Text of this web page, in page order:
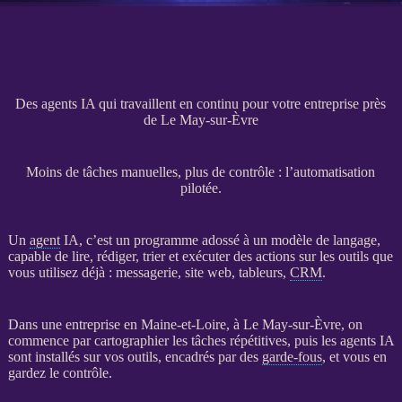
Des agents IA qui travaillent en continu pour votre entreprise près
de Le May-sur-Èvre
Moins de tâches manuelles, plus de contrôle : l’automatisation
pilotée.
Un agent IA, c’est un programme adossé à un modèle de langage,
capable de lire, rédiger, trier et exécuter des actions sur les outils que
vous utilisez déjà : messagerie, site web, tableurs, CRM.
Dans une entreprise en Maine-et-Loire, à Le May-sur-Èvre, on
commence par cartographier les tâches répétitives, puis les agents IA
sont installés sur vos outils, encadrés par des garde-fous, et vous en
gardez le contrôle.